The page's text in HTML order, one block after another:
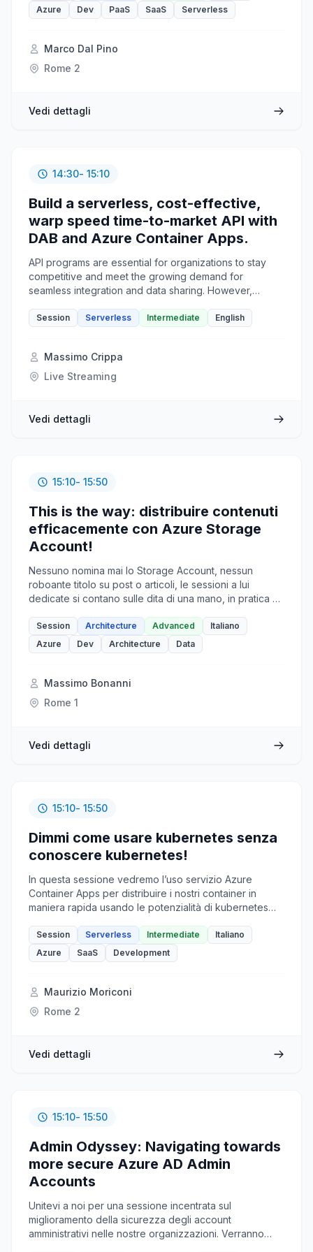
Azure Event Hubs e la visualizzazione dei dati con
Azure Time Series Insights. Imparerai come usare i
eventi in tempo reale altamente scalabili e affidabili.
Con Azure, puoi conquistare anche i flussi di dati più
insidiosi.
Azure Dev PaaS SaaS Serverless
Marco Dal Pino
Rome 2
Vedi dettagli
14:30- 15:10
Build a serverless, cost-effective,
warp speed time-to-market API with
DAB and Azure Container Apps.
API programs are essential for organizations to stay
competitive and meet the growing demand for
seamless integration and data sharing. However,
significant cost that customers strive to optimize to
enables swift and secure database object exposure
through REST or GraphQL endpoints allowing data
Management we will build up a serverless data api
Session Serverless Intermediate English
Massimo Crippa
Live Streaming
Vedi dettagli
15:10- 15:50
This is the way: distribuire contenuti
efficacemente con Azure Storage
Account!
Nessuno nomina mai lo Storage Account, nessun
roboante titolo su post o articoli, le sessioni a lui
dedicate si contano sulle dita di una mano, in pratica e'
tantissime funzionalità avanzate di cui sarebbe bene
essere a conoscenza. Funzionalità come lifecycle
management, object replication, immutable policies,
solo alcune) ci permettono di fornire uno strato di
persistenza per gli "oggetti" delle nostre applicazioni
scalabile e con un costo accessibile. Allora, venite
Session Architecture Advanced
Italiano
Azure
Dev Architecture Data
Massimo Bonanni
Rome 1
Vedi dettagli
15:10- 15:50
Dimmi come usare kubernetes senza
conoscere kubernetes!
In questa sessione vedremo l’uso servizio Azure
Container Apps per distribuire i nostri container in
maniera rapida usando le potenzialità di kubernetes
una soluzione containerizzata che sfrutta un aggancio
ad un database e altri servizi Azure (secrets, storage,
etc) tutto direttamente da portale Azure!
Session Serverless Intermediate
Italiano
Azure
SaaS Development
Maurizio Moriconi
Rome 2
Vedi dettagli
15:10- 15:50
Admin Odyssey: Navigating towards
more secure Azure AD Admin
Accounts
Unitevi a noi per una sessione incentrata sul
miglioramento della sicurezza degli account
amministrativi nelle nostre organizzazioni. Verranno